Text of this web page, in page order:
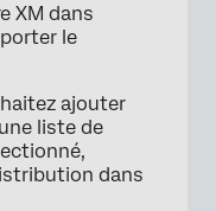
XM dans
le
ajouter
liste de
dans